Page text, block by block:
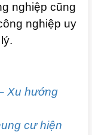
nghiệp cũng
nghiệp uy
Xu hướng
cư hiện